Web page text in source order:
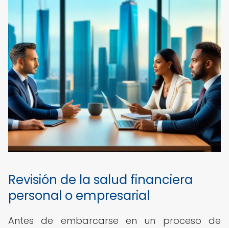
Revisión de la salud financiera
personal o empresarial
Antes de embarcarse en un proceso de